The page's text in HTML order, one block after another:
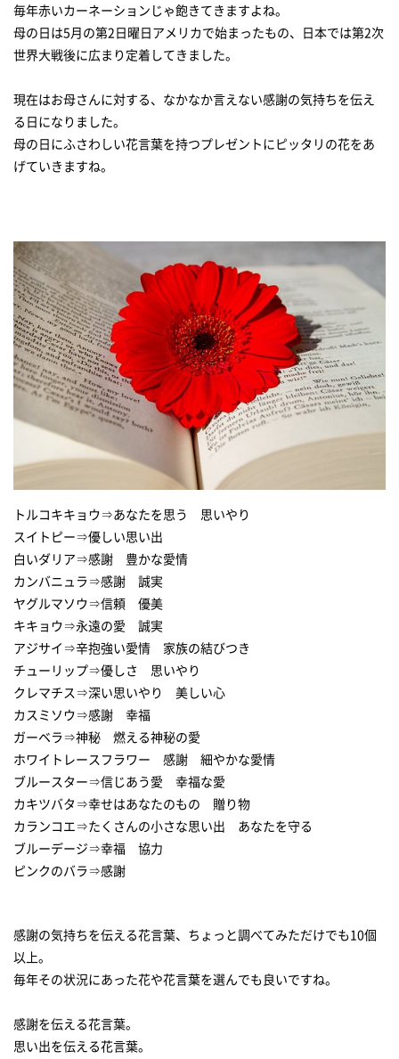
毎年赤いカーネーションじゃ飽きてきますよね。
母の日は5月の第2日曜日アメリカで始まったもの、日本では第2次
世界大戦後に広まり定着してきました。
現在はお母さんに対する、なかなか言えない感謝の気持ちを伝え
る日になりました。
母の日にふさわしい花言葉を持つプレゼントにピッタリの花をあ
げていきますね。
トルコキキョウ⇒あなたを思う 思いやり
スイトピー⇒優しい思い出
白いダリア⇒感謝 豊かな愛情
カンバニュラ⇒感謝 誠実
ヤグルマソウ⇒信頼 優美
キキョウ⇒永遠の愛 誠実
アジサイ⇒辛抱強い愛情 家族の結びつき
チューリップ⇒優しさ 思いやり
クレマチス⇒深い思いやり 美しい心
カスミソウ⇒感謝 幸福
ガーベラ⇒神秘 燃える神秘の愛
ホワイトレースフラワー 感謝 細やかな愛情
ブルースター⇒信じあう愛 幸福な愛
カキツバタ⇒幸せはあなたのもの 贈り物
カランコエ⇒たくさんの小さな思い出 あなたを守る
ブルーデージ⇒幸福 協力
感謝の気持ちを伝える花言葉、ちょっと調べてみただけでも10個
以上。
毎年その状況にあった花や花言葉を選んでも良いですね。
感謝を伝える花言葉。
思い出を伝える花言葉。